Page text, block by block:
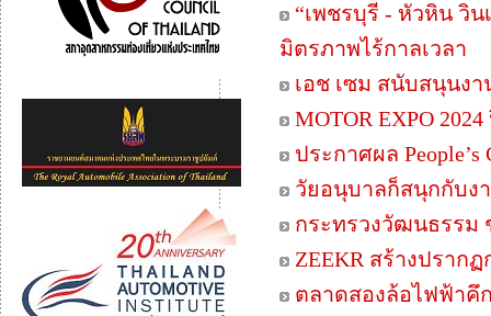
“เพชรบุรี - หัวหิน วิ
มิตรภาพไร้กาลเวลา
เอช เซม สนับสนุนง
MOTOR EXPO
ประกาศผล People’s
วัยอนุบาลก็สนุกกับงา
กระทรวงวัฒนธรรม
ZEEKR สร้างปรา
ตลาดสองล้อไฟฟ้าคึ